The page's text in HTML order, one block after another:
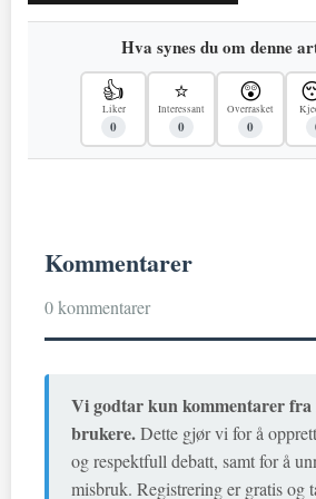
Hva synes du om denne
👍
Liker
0
⭐
Interessant
0
😲
Overrasket
0
Kommentarer
0 kommentarer
Vi godtar kun kommentarer fra
brukere.Dette gjør vi for å
og respektfull debatt, samt for å
misbruk. Registrering er gratis og